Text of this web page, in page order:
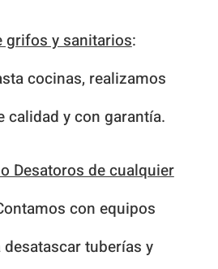
grifos y sanitarios:
cocinas, realizamos
calidad y con garantía.
Desatoros de cualquier
con equipos
tuberías y